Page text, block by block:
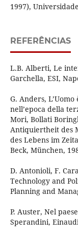
1997),
REFERÊNCIAS
L.B. Alberti, Le
Garchella, ESI,
G. Anders,
nell’epoca della
Mori, Bollati
Antiquiertheit des
des Lebens im
Beck, München,
D. Antonioli, F.
Technology and
Planning and
P. Auster, Nel
Sperandini,